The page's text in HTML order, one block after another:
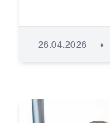
26.04.2026 •